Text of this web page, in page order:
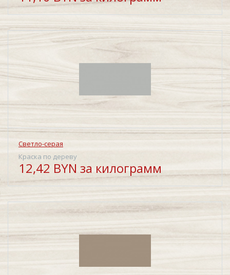
Светло-серая
Краска по дереву
12,42 BYN за килограмм